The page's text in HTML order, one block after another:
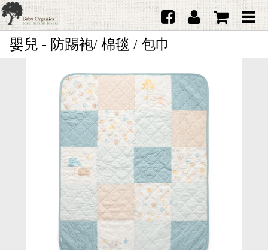
首頁
日本品牌育兒配件
韓國Merebe寶寶配件
服務據點
嬰兒 - 防踢袍/ 棉毯 / 包巾